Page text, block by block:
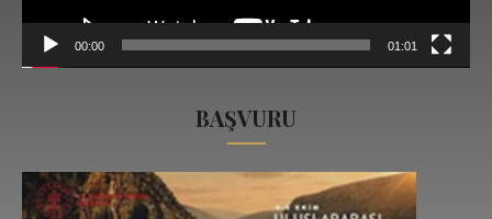
00:00 01:01
BAŞVURU